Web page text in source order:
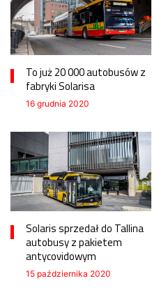
To już 20 000 autobusów z
fabryki Solarisa
16 grudnia 2020
Solaris sprzedał do Tallina
autobusy z pakietem
antycovidowym
15 października 2020